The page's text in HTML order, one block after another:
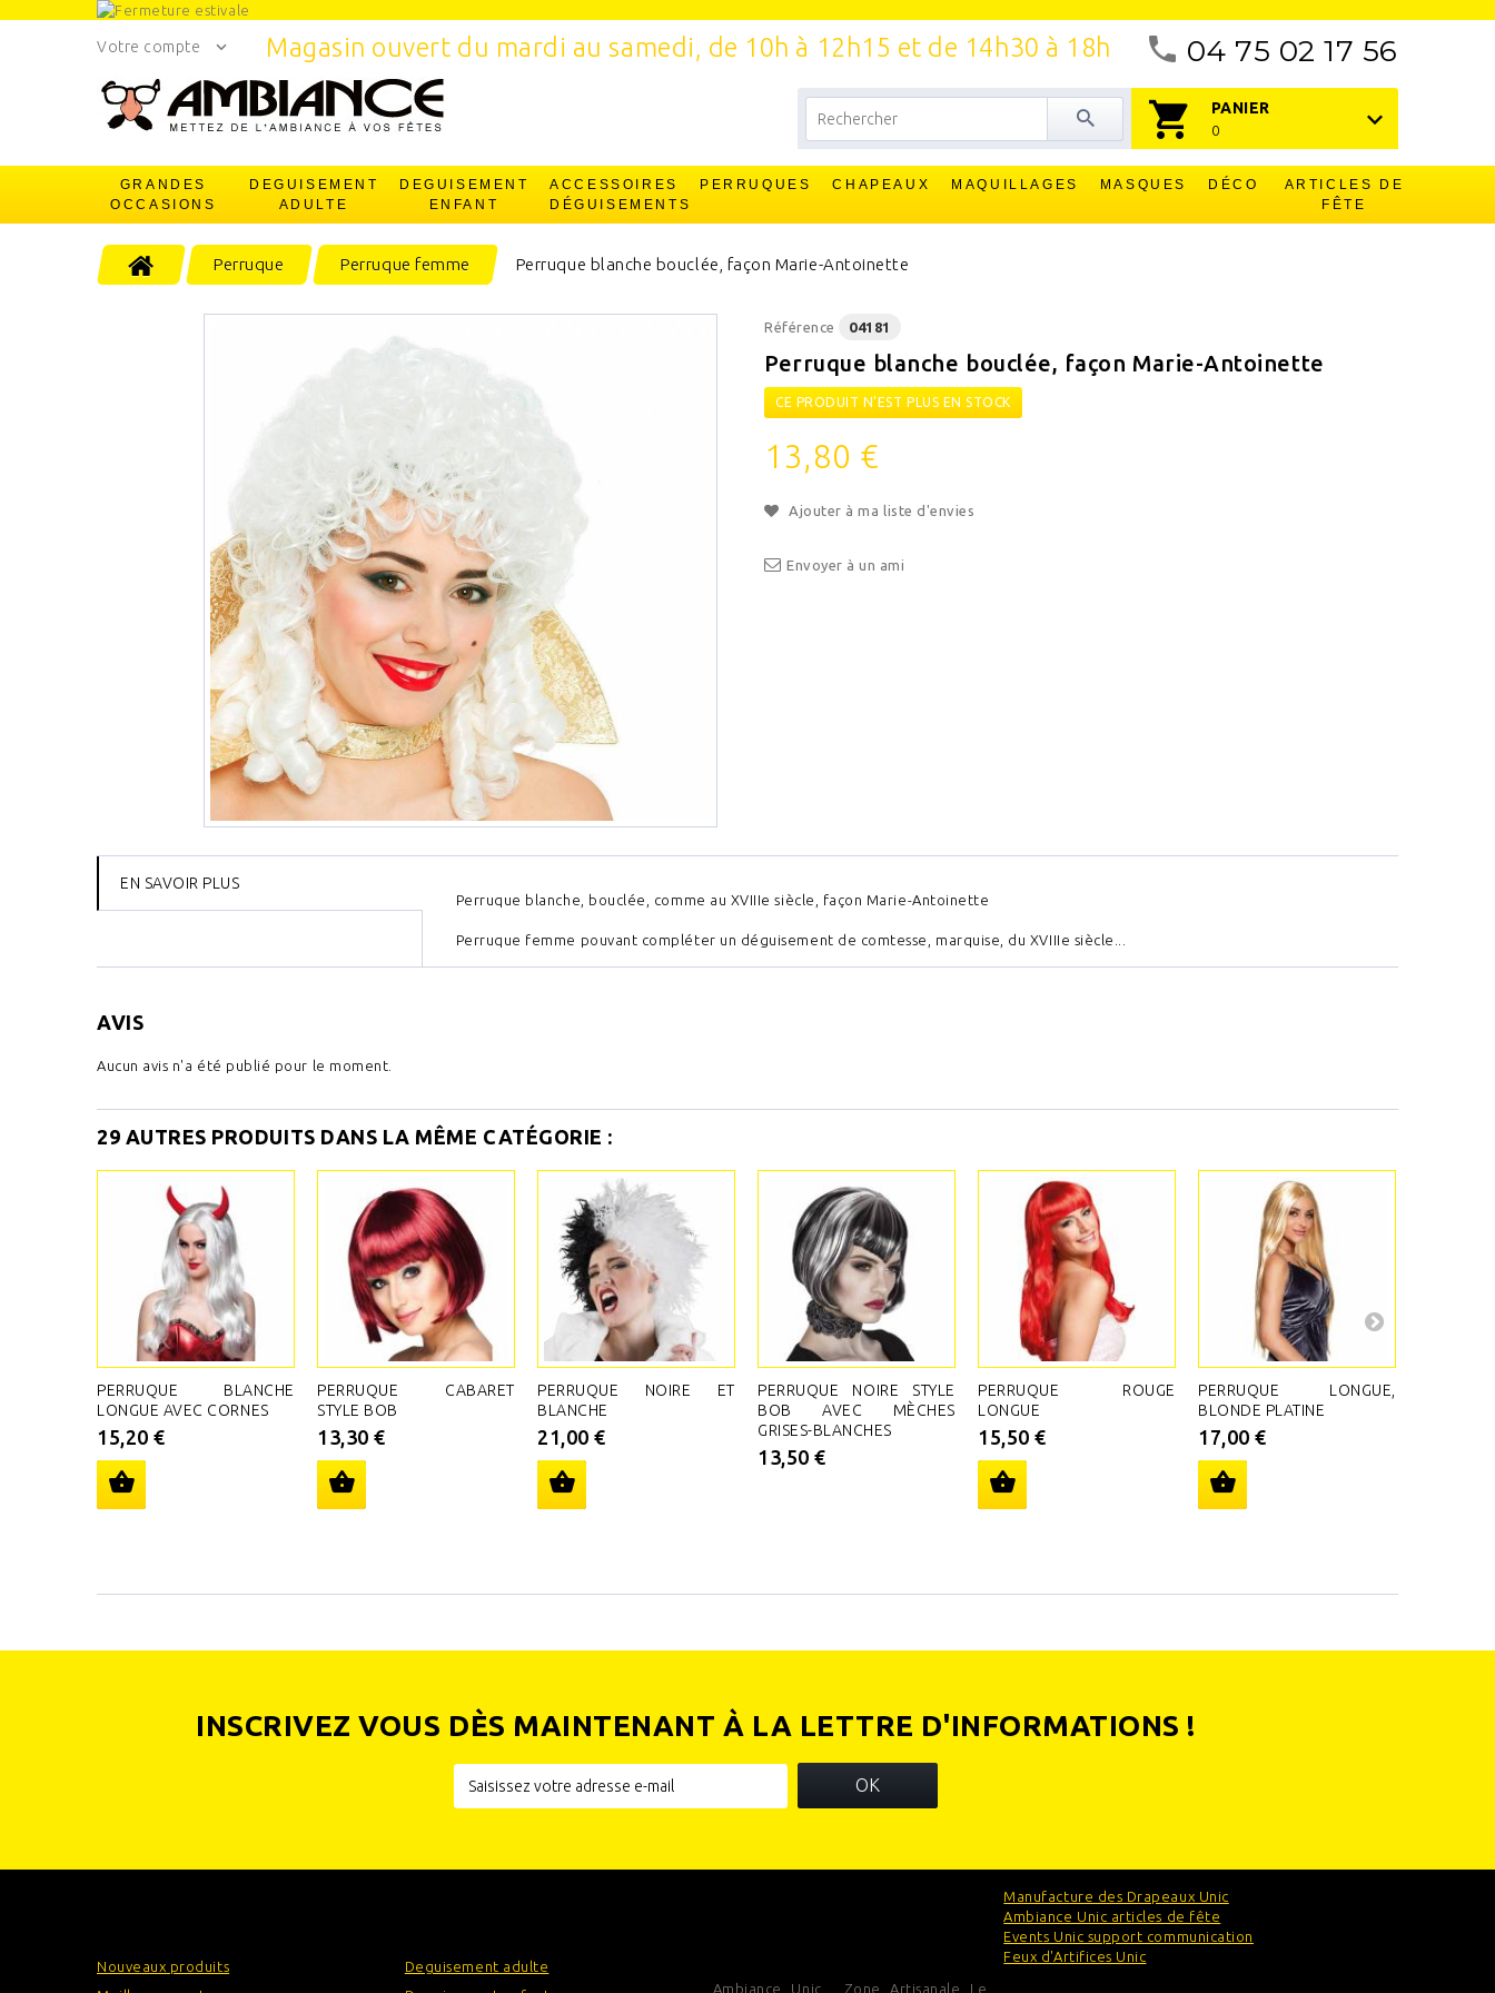
04 75 02 17 56
Votre compte Magasin ouvert du mardi au samedi, de 10h à 12h15 et de 14h30 à 18h
PANIER
0
GRANDES
OCCASIONS
DEGUISEMENT
ADULTE
DEGUISEMENT
ENFANT
ACCESSOIRES
DÉGUISEMENTS
PERRUQUES CHAPEAUX MAQUILLAGES MASQUES DÉCO
ARTICLES DE
FÊTE
Perruque Perruque femme Perruque blanche bouclée, façon Marie-Antoinette
Référence 04181
Perruque blanche bouclée, façon Marie-Antoinette
CE PRODUIT N'EST PLUS EN STOCK
13,80 €
Ajouter à ma liste d'envies
Envoyer à un ami
EN SAVOIR PLUS
Perruque blanche, bouclée, comme au XVIIIe siècle, façon Marie-Antoinette
Perruque femme pouvant compléter un déguisement de comtesse, marquise, du XVIIIe siècle...
AVIS
Aucun avis n'a été publié pour le moment.
29 AUTRES PRODUITS DANS LA MÊME CATÉGORIE :
PERRUQUE BLANCHE
LONGUE AVEC CORNES
15,20 €
PERRUQUE CABARET
STYLE BOB
13,30 €
PERRUQUE NOIRE ET
BLANCHE
21,00 €
PERRUQUE NOIRE STYLE
BOB AVEC MÈCHES
GRISES-BLANCHES
13,50 €
PERRUQUE ROUGE
LONGUE
15,50 €
PERRUQUE LONGUE,
BLONDE PLATINE
17,00 €
INSCRIVEZ VOUS DÈS MAINTENANT À LA LETTRE D'INFORMATIONS !
OK
Nouveaux produits
Deguisement adulte
Ambiance Unic , Zone Artisanale Le
Manufacture des Drapeaux Unic
Ambiance Unic articles de fête
Events Unic support communication
Feux d'Artifices Unic